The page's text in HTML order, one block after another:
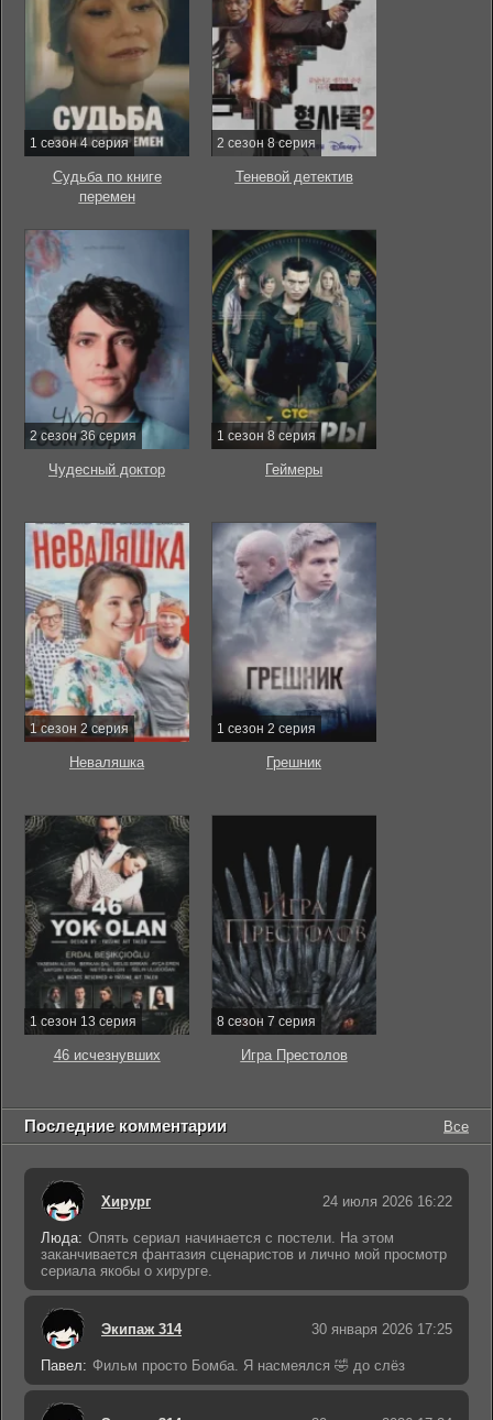
1 сезон 4 серия
Судьба по книге
перемен
2 сезон 8 серия
Теневой детектив
2 сезон 36 серия
Чудесный доктор
1 сезон 8 серия
Геймеры
1 сезон 2 серия
Неваляшка
1 сезон 2 серия
Грешник
1 сезон 13 серия
46 исчезнувших
8 сезон 7 серия
Игра Престолов
Последние комментарии Все
Хирург 24 июля 2026 16:22
Люда: Опять сериал начинается с постели. На этом
заканчивается фантазия сценаристов и лично мой просмотр
сериала якобы о хирурге.
Экипаж 314 30 января 2026 17:25
Павел: Фильм просто Бомба. Я насмеялся 🤣 до слёз